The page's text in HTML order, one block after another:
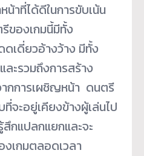
าที่ได้ดีในการขับเน้น
ของเกมนี้มีทั้ง
ดเดี่ยวอ้างว้าง มีทั้ง
ะรวมถึงการสร้าง
กการเผชิญหน้า ดนตรี
จะอยู่เคียงข้างผู้เล่นไป
กแปลกแยกและจะ
เกมตลอดเวลา